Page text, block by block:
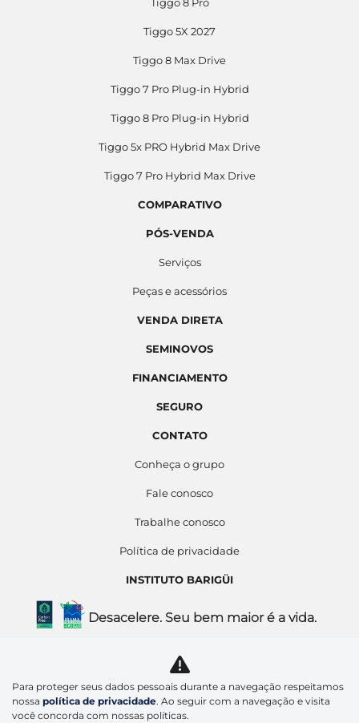
Tiggo 5X 2027
Tiggo 8 Max Drive
Tiggo 7 Pro Plug-in Hybrid
Tiggo 8 Pro Plug-in Hybrid
Tiggo 5x PRO Hybrid Max Drive
Tiggo 7 Pro Hybrid Max Drive
COMPARATIVO
PÓS-VENDA
Serviços
Peças e acessórios
VENDA DIRETA
SEMINOVOS
FINANCIAMENTO
SEGURO
CONTATO
Conheça o grupo
Fale conosco
Trabalhe conosco
Política de privacidade
INSTITUTO BARIGÜI
Desacelere. Seu bem maior é a vida.
Barigui Asia Comercio de Veiculos Ltda
12.348.206/0009-43
Para proteger seus dados pessoais durante a navegação respeitamos
nossa política de privacidade. Ao seguir com a navegação e visita
você concorda com nossas políticas.